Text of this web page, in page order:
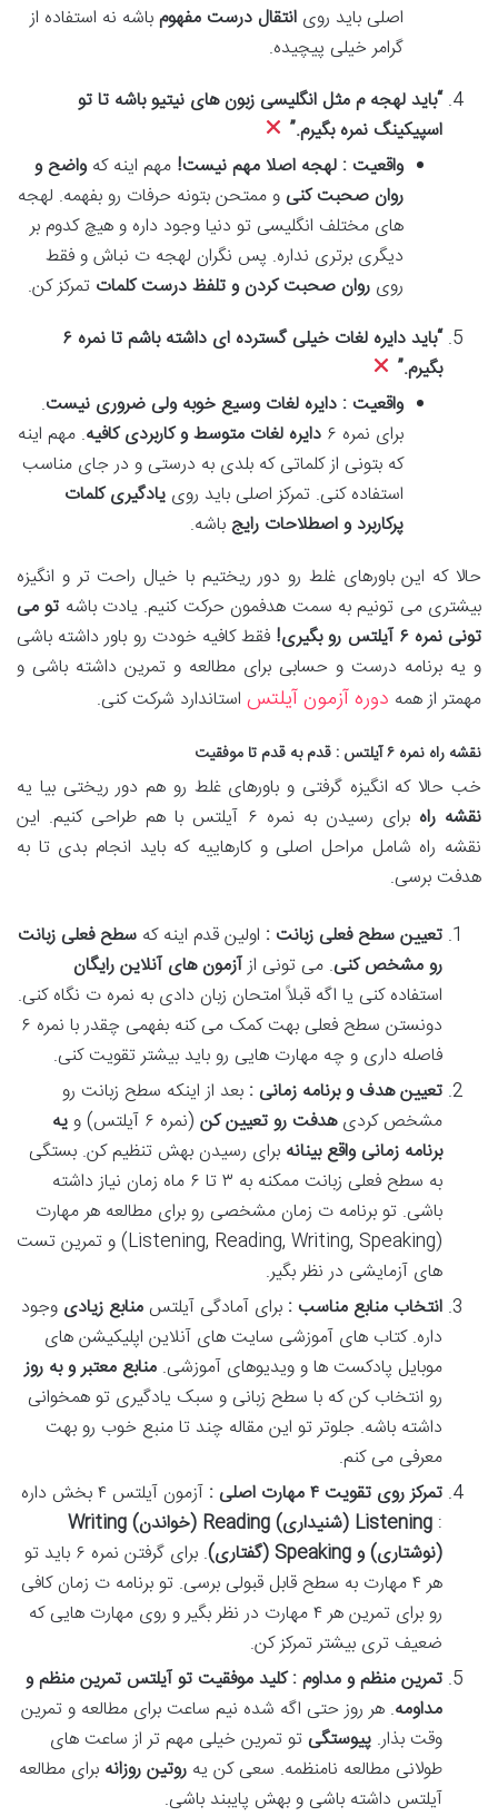
اصلی باید روی انتقال درست مفهومباشه نه استفاده از
گرامر خیلی پیچیده.
“باید لهجه م مثل انگلیسی زبون های نیتیو باشه تا تو
اسپیکینگ نمره بگیرم.”
واقعیت : لهجه اصلا مهم نیست! مهم اینه کهواضح و
روان صحبت کنی و ممتحن بتونه حرفات رو بفهمه. لهجه
های مختلف انگلیسی تو دنیا وجود داره و هیچ کدوم بر
دیگری برتری نداره. پس نگران لهجه ت نباش و فقط
روی روان صحبت کردن و تلفظ درست کلمات تمرکز کن.
“باید دایره لغات خیلی گسترده ای داشته باشم تا نمره ۶
بگیرم.”
واقعیت : دایره لغات وسیع خوبه ولی ضروری نیست.
برای نمره ۶
دایره لغات متوسط و کاربردی کافیه. مهم اینه
که بتونی از کلماتی که بلدی به درستی و در جای مناسب
استفاده کنی. تمرکز اصلی باید روی یادگیری کلمات
پرکاربرد و اصطلاحات رایج باشه.
حالا که این باورهای غلط رو دور ریختیم با خیال راحت تر و انگیزه
بیشتری می تونیم به سمت هدفمون حرکت کنیم. یادت باشه تو می
تونی نمره۶آیلتس رو بگیری! فقط کافیه خودت رو باور داشته باشی
و یه برنامه درست و حسابی برای مطالعه و تمرین داشته باشی و
مهمتر از همه دوره آزمون آیلتس استاندارد شرکت کنی.
نقشه راه نمره ۶ آیلتس : قدم به قدم تا موفقیت
خب حالا که انگیزه گرفتی و باورهای غلط رو هم دور ریختی بیا یه
نقشه راه
برای رسیدن به نمره ۶ آیلتس با هم طراحی کنیم. این
نقشه راه شامل مراحل اصلی و کارهاییه که باید انجام بدی تا به
هدفت برسی.
تعیین سطح فعلی زبانت : اولین قدم اینه که سطح فعلی زبانت
رو مشخص کنی. می تونی ازآزمون های آنلاین رایگان
استفاده کنی یا اگه قبلاً امتحان زبان دادی به نمره ت نگاه کنی.
دونستن سطح فعلی بهت کمک می کنه بفهمی چقدر با نمره ۶
فاصله داری و چه مهارت هایی رو باید بیشتر تقویت کنی.
تعیین هدف و برنامه زمانی : بعد از اینکه سطح زبانت رو
مشخص کردیهدفت رو تعیین کن (نمره ۶ آیلتس) و
یه
برنامه زمانی واقع بینانه برای رسیدن بهش تنظیم کن. بستگی
به سطح فعلی زبانت ممکنه به ۳ تا ۶ ماه زمان نیاز داشته
باشی. تو برنامه ت زمان مشخصی رو برای مطالعه هر مهارت
(Listening, Reading, Writing, Speaking) و تمرین تست
های آزمایشی در نظر بگیر.
انتخاب منابع مناسب : برای آمادگی آیلتس منابع زیادی وجود
داره. کتاب های آموزشی سایت های آنلاین اپلیکیشن های
موبایل پادکست ها و ویدیوهای آموزشی. منابع معتبر و به روز
رو انتخاب کن که با سطح زبانی و سبک یادگیری تو همخوانی
داشته باشه. جلوتر تو این مقاله چند تا منبع خوب رو بهت
معرفی می کنم.
تمرکز روی تقویت ۴مهارت اصلی :
آزمون آیلتس ۴ بخش داره
:
Listening ( شنیداری)
Reading ( خواندن)
Writing
(نوشتاری) و
گفتاری)
. برای گرفتن نمره ۶ باید تو
هر ۴ مهارت به سطح قابل قبولی برسی. تو برنامه ت زمان کافی
رو برای تمرین هر ۴ مهارت در نظر بگیر و روی مهارت هایی که
ضعیف تری بیشتر تمرکز کن.
تمرین منظم و مداوم : کلید موفقیت تو آیلتس تمرین منظم و
مداومه. هر روز حتی اگه شده نیم ساعت برای مطالعه و تمرین
وقت بذار. پیوستگی تو تمرین خیلی مهم تر از ساعت های
طولانی مطالعه نامنظمه. سعی کن یه روتین روزانه برای مطالعه
آیلتس داشته باشی و بهش پایبند باشی.